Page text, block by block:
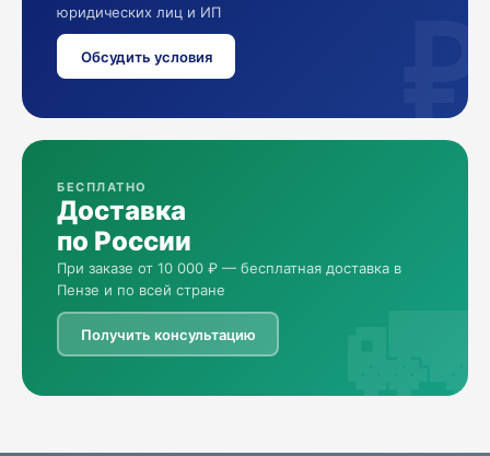
юридических лиц и ИП
Обсудить условия ₽
БЕСПЛАТНО
Доставка
по России
При заказе от 10 000 ₽ — бесплатная доставка в
Пензе и по всей стране
Получить консультацию 🚛